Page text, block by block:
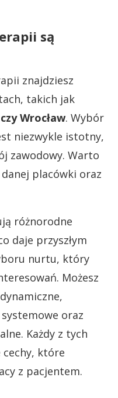
są
znajdziesz
takich jak
Wrocław. Wybór
niezwykle istotny,
zawodowy. Warto
placówki oraz
różnorodne
daje przyszłym
nurtu, który
Możesz
oraz
Każdy z tych
które
z pacjentem.